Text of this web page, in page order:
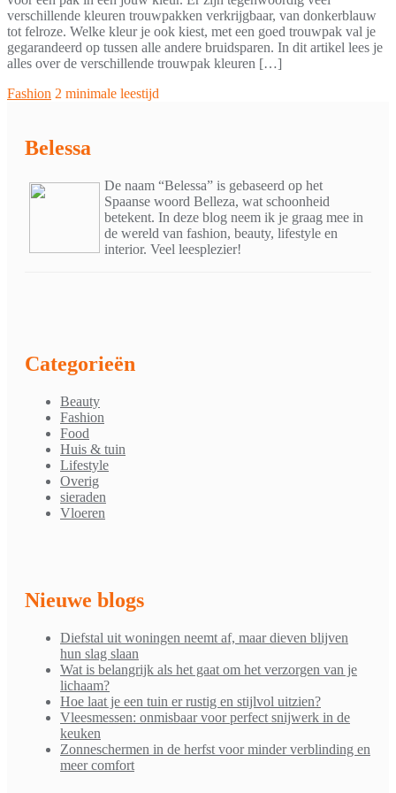
verschillende kleuren trouwpakken verkrijgbaar, van donkerblauw
tot felroze. Welke kleur je ook kiest, met een goed trouwpak val je
gegarandeerd op tussen alle andere bruidsparen. In dit artikel lees je
alles over de verschillende trouwpak kleuren […]
Fashion 2 minimale leestijd
Belessa
De naam “Belessa” is gebaseerd op het
Spaanse woord Belleza, wat schoonheid
betekent. In deze blog neem ik je graag mee in
de wereld van fashion, beauty, lifestyle en
interior. Veel leesplezier!
Categorieën
Beauty
Fashion
Food
Huis & tuin
Lifestyle
Overig
sieraden
Vloeren
Nieuwe blogs
Diefstal uit woningen neemt af, maar dieven blijven
hun slag slaan
Wat is belangrijk als het gaat om het verzorgen van je
lichaam?
Hoe laat je een tuin er rustig en stijlvol uitzien?
Vleesmessen: onmisbaar voor perfect snijwerk in de
keuken
Zonneschermen in de herfst voor minder verblinding en
meer comfort